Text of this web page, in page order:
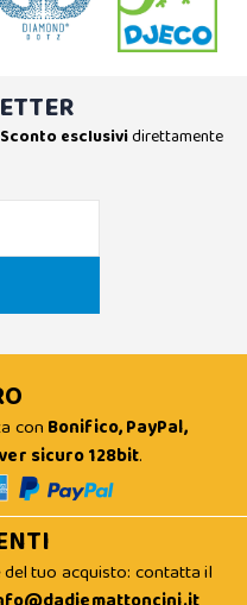
esclusividirettamente
con Bonifico, PayPal,
sicuro 128bit.
tuo acquisto: contatta il